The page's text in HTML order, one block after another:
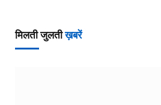
मिलती जुलतीख़बरें